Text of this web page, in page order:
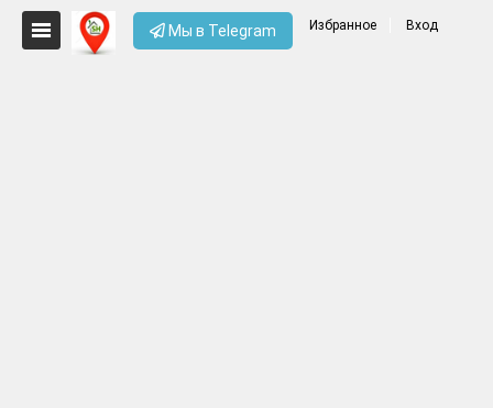
Мы в Telegram Избранное Вход